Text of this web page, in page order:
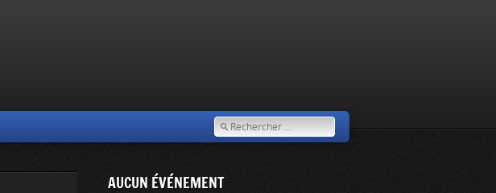
AUCUN ÉVÉNEMENT